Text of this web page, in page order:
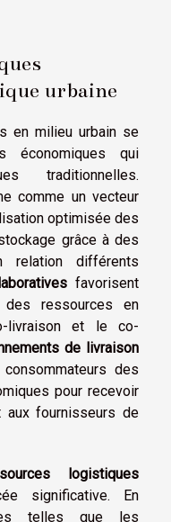
urbaine
en milieu urbain se
économiques qui
traditionnelles.
comme un vecteur
optimisée des
grâce à des
relation différents
favorisent
ressources en
livraison et le co-
de livraison
des
pour recevoir
aux fournisseurs de
logistiques
significative. En
telles que les